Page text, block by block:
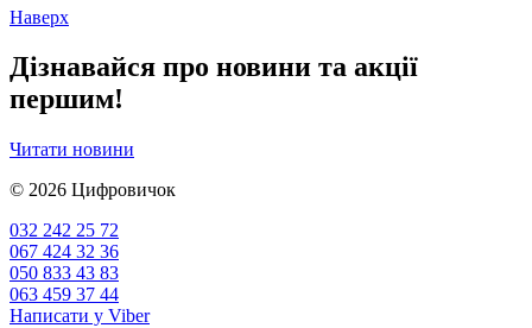
Наверх
Дізнавайся про новини та акції
першим!
Читати новини
© 2026 Цифровичок
032 242 25 72
067 424 32 36
050 833 43 83
063 459 37 44
Написати у Viber